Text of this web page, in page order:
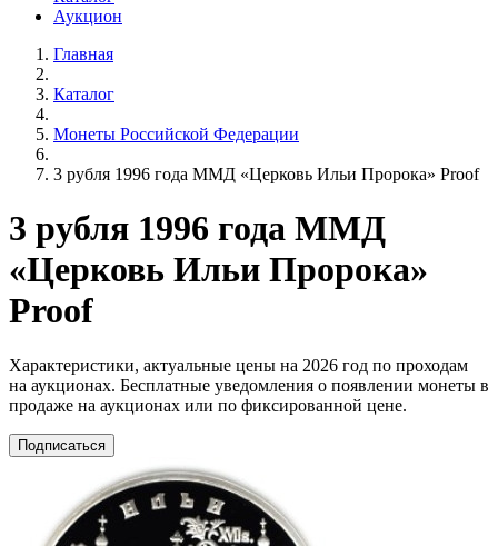
Аукцион
Главная
Каталог
Монеты Российской Федерации
3 рубля 1996 года ММД «Церковь Ильи Пророка» Proof
3 рубля 1996 года ММД
«Церковь Ильи Пророка»
Proof
Характеристики, актуальные цены на 2026 год по проходам
на аукционах. Бесплатные уведомления о появлении монеты в
продаже на аукционах или по фиксированной цене.
Подписаться